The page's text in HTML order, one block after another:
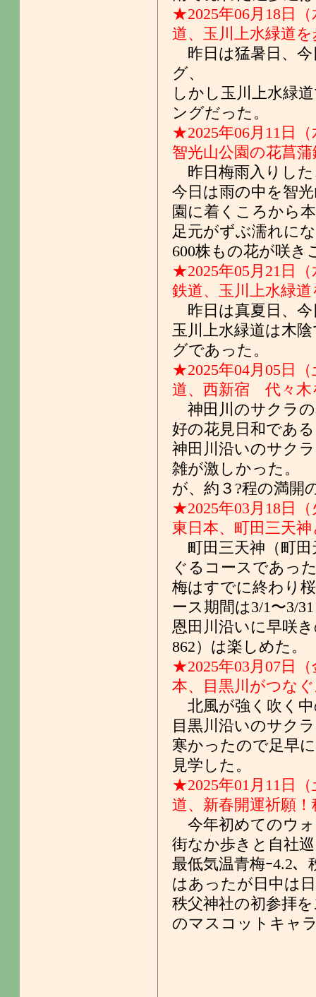
★2025年06月18日
道、玉川上水緑道
昨日は猛暑日、今
グ、
しかし玉川上水緑
ングだった。
★2025年06月11日
智光山公園の花菖
昨日梅雨入りした
今日は雨の中を智
園に着くころから
足元がずぶ濡れに
600株もの花が咲き
★2025年05月21日
鉄道、玉川上水緑
昨日は真夏日、今
玉川上水緑道は木
グであった。
★2025年04月05日
道、西新宿 代々木
神田川のサクラの
好の花見日和であ
神田川沿いのサク
雑が激しかった。
が、約３?程の満開
★2025年03月18日
東日本、町田三天
町田三天神（町田
ぐるコースであっ
梅はすでに終わり
ース期間は3/1〜3/
恩田川沿いに早咲
862）は楽しめた。
★2025年03月07日
本、目黒川がつな
北風が強く吹く
目黒川沿いのサク
寒かったので足早
見学した。
★2025年01月11日
道、新春開運祈願
今年初めてのウォ
街なか歩きと自社
最低気温青梅ｰ4.2
はあったが日中は
秩父神社の初参拝
のマスコットキャ